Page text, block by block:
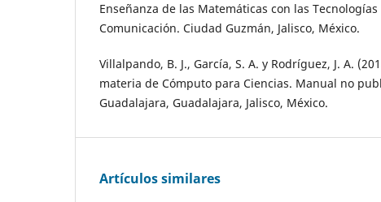
Enseñanza de las Matemáticas con las
Comunicación. Ciudad Guzmán, Jalisco, México.
Villalpando, B. J., García, S. A. y Rodríguez, J. A.
materia de Cómputo para Ciencias. Manual no
Guadalajara, Guadalajara, Jalisco, México.
Artículos similares